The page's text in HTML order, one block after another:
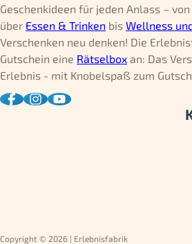
Geschenkideen für jeden Anlass – von
über Essen & Trinken bis Wellness
Verschenken neu denken! Die
Gutschein eine Rätselbox an: Das
Erlebnis - mit Knobelspaß zum
Copyright © 2026 | Erlebnisfabrik